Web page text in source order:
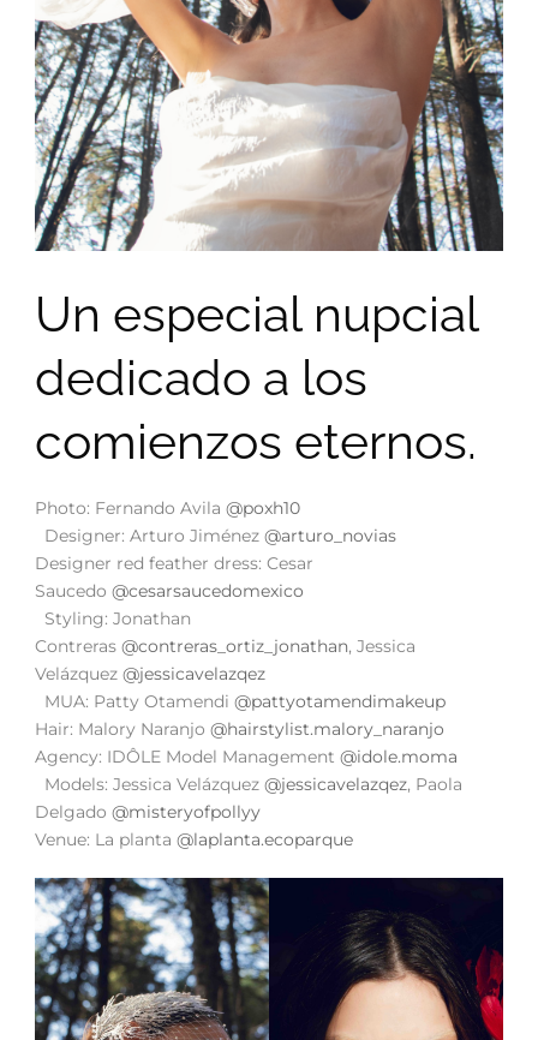
Un especial nupcial
dedicado a los
comienzos eternos.
Photo: Fernando Avila @poxh10
Designer: Arturo Jiménez @arturo_novias
Designer red feather dress: Cesar
Saucedo @cesarsaucedomexico
Styling: Jonathan
Contreras @contreras_ortiz_jonathan, Jessica
Velázquez @jessicavelazqez
MUA: Patty Otamendi @pattyotamendimakeup
Hair: Malory Naranjo @hairstylist.malory_naranjo
Agency: IDÔLE Model Management @idole.moma
Models: Jessica Velázquez @jessicavelazqez, Paola
Delgado @misteryofpollyy
Venue: La planta @laplanta.ecoparque